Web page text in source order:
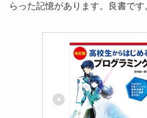
らった記憶があります。良書です